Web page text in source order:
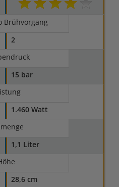
Brühvorgang
2
15 bar
1.460 Watt
1,1 Liter
28,6 cm